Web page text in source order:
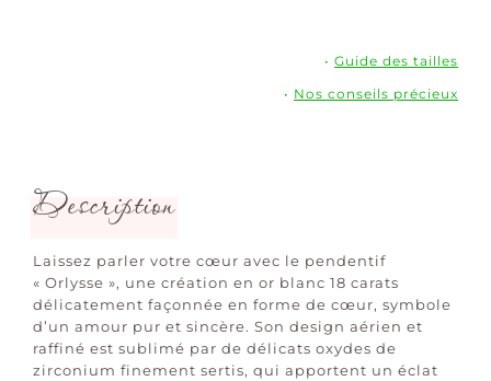
•Guide des tailles
• Nos conseils précieux
Description
Laissez parler votre cœur avec le pendentif
« Orlysse », une création en or blanc 18 carats
délicatement façonnée en forme de cœur, symbole
d’un amour pur et sincère. Son design aérien et
raffiné est sublimé par de délicats oxydes de
zirconium finement sertis, qui apportent un éclat